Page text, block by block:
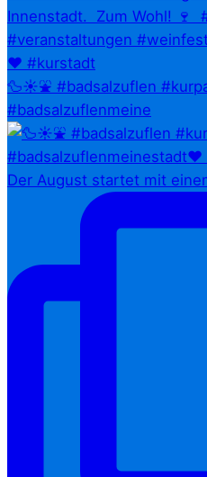
🦆☀️⛲ #badsalzuflen
#badsalzuflenmeine
Der August startet mit